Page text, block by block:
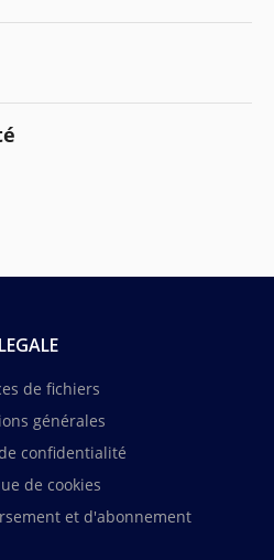
LEGALE
de fichiers
générales
confidentialité
de cookies
et d'abonnement